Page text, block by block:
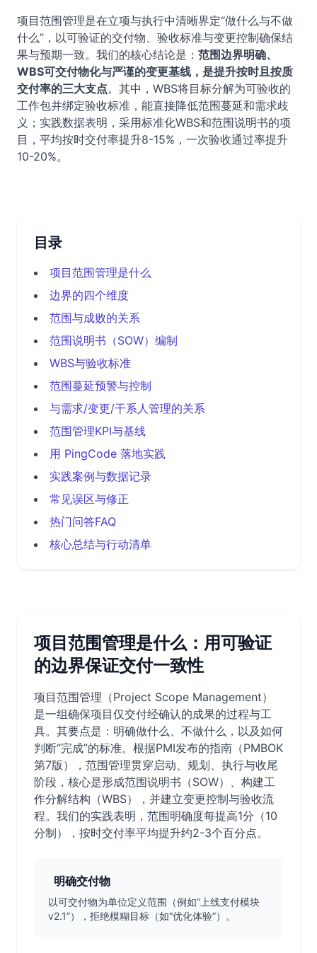
项目范围管理是在立项与执行中清晰界定“做什么与不做
什么”，以可验证的交付物、验收标准与变更控制确保结
果与预期一致。我们的核心结论是： 范围边界明确、
WBS可交付物化与严谨的变更基线，是提升按时且按质
交付率的三大支点。其中，WBS将目标分解为可验收的
工作包并绑定验收标准，能直接降低范围蔓延和需求歧
义；实践数据表明，采用标准化WBS和范围说明书的项
目，平均按时交付率提升8-15%，一次验收通过率提升
10-20%。
目录
项目范围管理是什么
边界的四个维度
范围与成败的关系
范围说明书（SOW）编制
WBS与验收标准
范围蔓延预警与控制
与需求/变更/干系人管理的关系
范围管理KPI与基线
用 PingCode 落地实践
实践案例与数据记录
常见误区与修正
热门问答FAQ
核心总结与行动清单
项目范围管理是什么：用可验证
的边界保证交付一致性
项目范围管理（Project Scope Management）
是一组确保项目仅交付经确认的成果的过程与工
具。其要点是：明确做什么、不做什么，以及如何
判断“完成”的标准。根据PMI发布的指南（PMBOK
第7版），范围管理贯穿启动、规划、执行与收尾
阶段，核心是形成范围说明书（SOW）、构建工
作分解结构（WBS），并建立变更控制与验收流
程。我们的实践表明，范围明确度每提高1分（10
分制），按时交付率平均提升约2-3个百分点。
明确交付物
以可交付物为单位定义范围（例如“上线支付模块
v2.1”），拒绝模糊目标（如“优化体验”）。